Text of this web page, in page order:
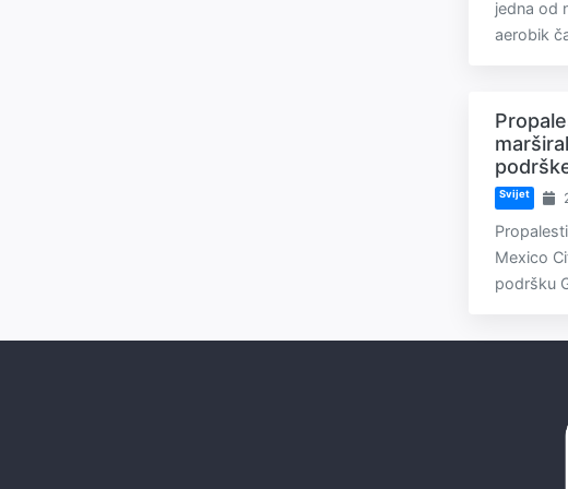
jedna od
aerobik
Svijet
Mexico
podršku